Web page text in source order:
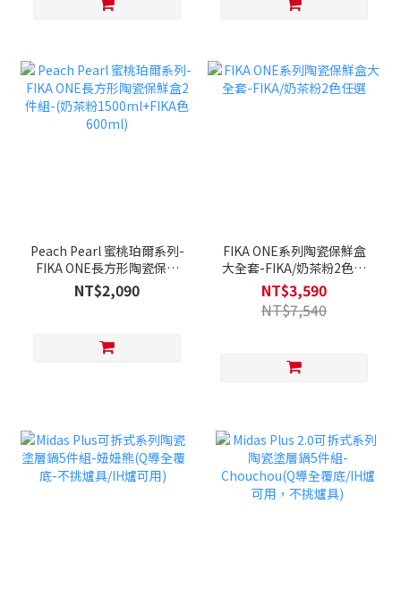
Peach Pearl 蜜桃珀爾系列-
FIKA ONE長方形陶瓷保鮮
盒2件組-(奶茶粉
1500ml+FIKA色600ml)
NT$2,090
FIKA ONE系列陶瓷保鮮盒
大全套-FIKA/奶茶粉2色任
選
NT$3,590
NT$7,540